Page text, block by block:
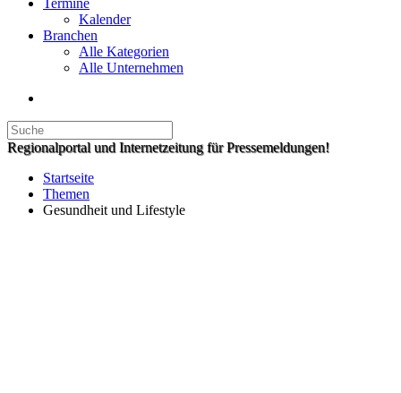
Termine
Kalender
Branchen
Alle Kategorien
Alle Unternehmen
Regionalportal und Internetzeitung für Pressemeldungen!
Startseite
Themen
Gesundheit und Lifestyle